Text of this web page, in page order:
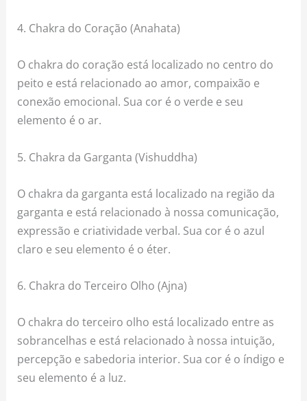
4. Chakra do Coração (Anahata)
O chakra do coração está localizado no centro do
peito e está relacionado ao amor, compaixão e
conexão emocional. Sua cor é o verde e seu
elemento é o ar.
5. Chakra da Garganta (Vishuddha)
O chakra da garganta está localizado na região da
garganta e está relacionado à nossa comunicação,
expressão e criatividade verbal. Sua cor é o azul
claro e seu elemento é o éter.
6. Chakra do Terceiro Olho (Ajna)
O chakra do terceiro olho está localizado entre as
sobrancelhas e está relacionado à nossa intuição,
percepção e sabedoria interior. Sua cor é o índigo e
seu elemento é a luz.